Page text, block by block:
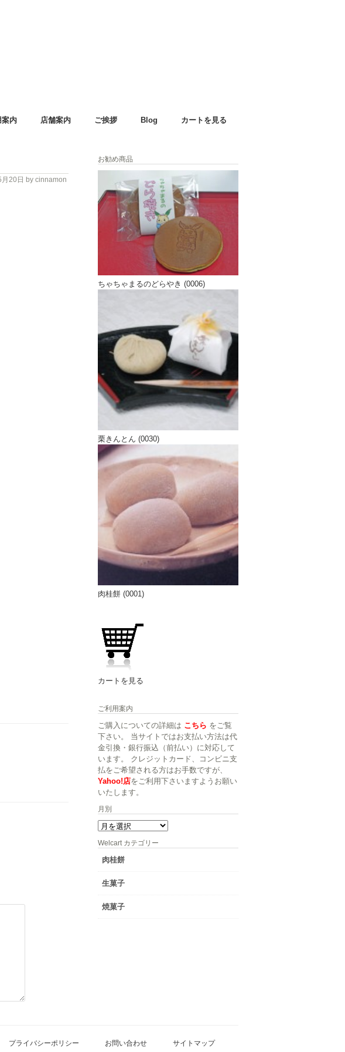
案内 店舗案内 ご挨拶 Blog カートを見る
20日 by cinnamon
お勧め商品
ちゃちゃまるのどらやき (0006)
栗きんとん (0030)
肉桂餅 (0001)
カートを見る
ご利用案内
ご購入についての詳細は こちら をご覧
下さい。 当サイトではお支払い方法は代
金引換・銀行振込（前払い）に対応して
います。 クレジットカード、コンビニ支
払をご希望される方はお手数ですが、
Yahoo!店をご利用下さいますようお願い
いたします。
月別
月
Welcart カテゴリー
肉桂餅
生菓子
焼菓子
プライバシーポリシー お問い合わせ サイトマップ